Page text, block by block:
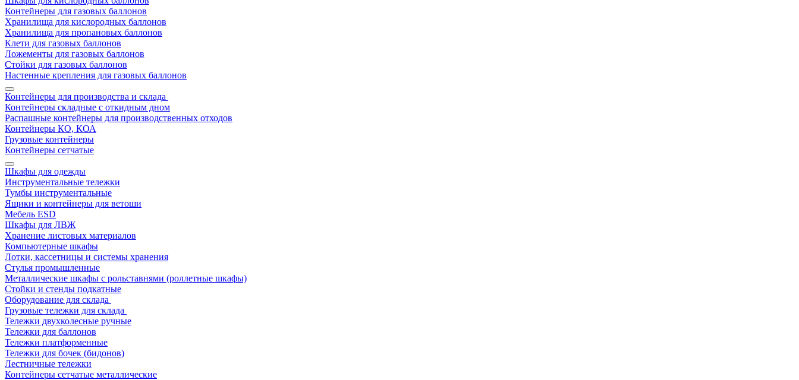
Контейнеры для газовых баллонов
Хранилища для кислородных баллонов
Хранилища для пропановых баллонов
Клети для газовых баллонов
Ложементы для газовых баллонов
Стойки для газовых баллонов
Настенные крепления для газовых баллонов
Контейнеры для производства и склада
Контейнеры складные с откидным дном
Распашные контейнеры для производственных отходов
Контейнеры КО, КОА
Грузовые контейнеры
Контейнеры сетчатые
Шкафы для одежды
Инструментальные тележки
Тумбы инструментальные
Ящики и контейнеры для ветоши
Мебель ESD
Шкафы для ЛВЖ
Хранение листовых материалов
Компьютерные шкафы
Лотки, кассетницы и системы хранения
Стулья промышленные
Металлические шкафы с рольставнями (роллетные шкафы)
Стойки и стенды подкатные
Оборудование для склада
Грузовые тележки для склада
Тележки двухколесные ручные
Тележки для баллонов
Тележки платформенные
Тележки для бочек (бидонов)
Лестничные тележки
Контейнеры сетчатые металлические